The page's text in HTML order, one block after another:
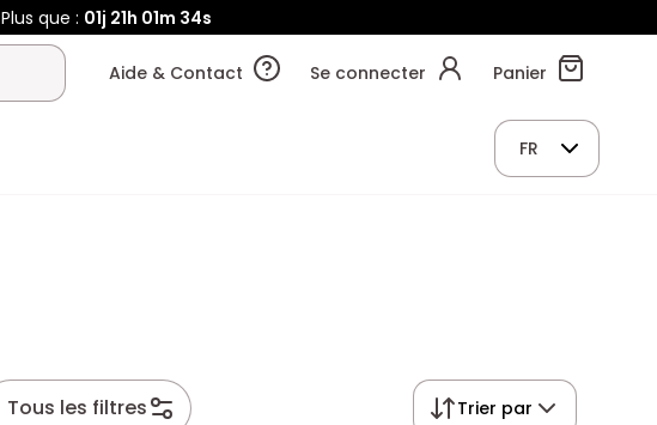
Plus que : 01j 21h 01m 32s
Aide & Contact Se connecter Panier
FR
Tous les filtres Trier par